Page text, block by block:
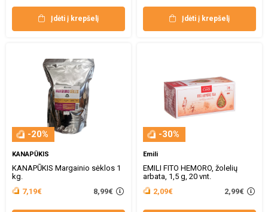
Įdėti į krepšelį Įdėti į krepšelį
-20%
KANAPŪKIS
KANAPŪKIS Margainio sėklos 1
kg.
7,19€
8,99€
-30%
Emili
EMILI FITO HEMORO, žolelių
arbata, 1,5 g, 20 vnt.
2,09€
2,99€